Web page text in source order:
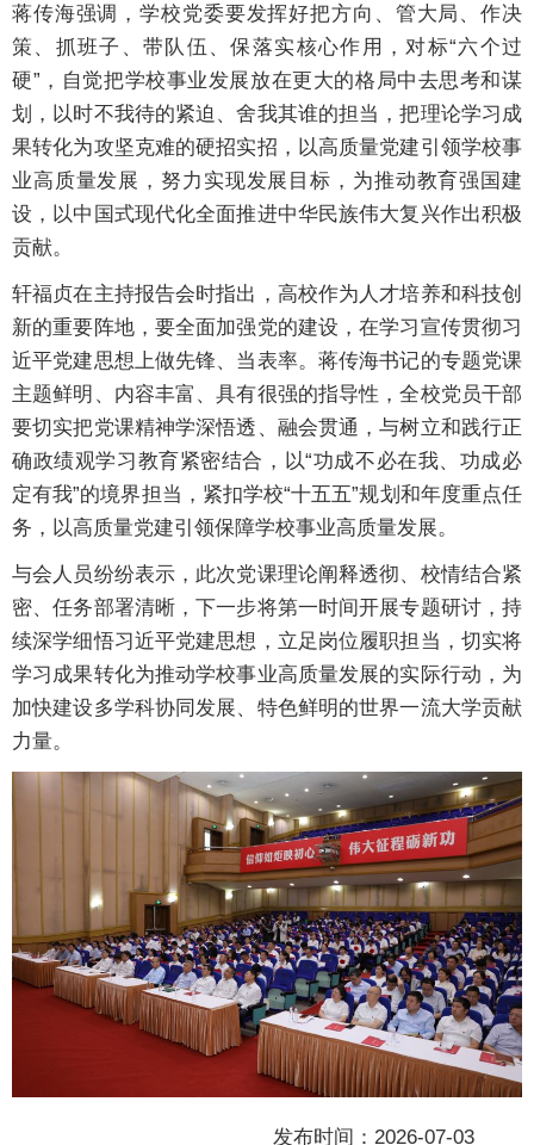
蒋传海强调，学校党委要发挥好把方向、管大局、作决
策、抓班子、带队伍、保落实核心作用，对标“六个过
硬”，自觉把学校事业发展放在更大的格局中去思考和谋
划，以时不我待的紧迫、舍我其谁的担当，把理论学习成
果转化为攻坚克难的硬招实招，以高质量党建引领学校事
业高质量发展，努力实现发展目标，为推动教育强国建
设，以中国式现代化全面推进中华民族伟大复兴作出积极
贡献。
轩福贞在主持报告会时指出，高校作为人才培养和科技创
新的重要阵地，要全面加强党的建设，在学习宣传贯彻习
近平党建思想上做先锋、当表率。蒋传海书记的专题党课
主题鲜明、内容丰富、具有很强的指导性，全校党员干部
要切实把党课精神学深悟透、融会贯通，与树立和践行正
确政绩观学习教育紧密结合，以“功成不必在我、功成必
定有我”的境界担当，紧扣学校“十五五”规划和年度重点任
务，以高质量党建引领保障学校事业高质量发展。
与会人员纷纷表示，此次党课理论阐释透彻、校情结合紧
密、任务部署清晰，下一步将第一时间开展专题研讨，持
续深学细悟习近平党建思想，立足岗位履职担当，切实将
学习成果转化为推动学校事业高质量发展的实际行动，为
加快建设多学科协同发展、特色鲜明的世界一流大学贡献
力量。
发布时间：2026-07-03